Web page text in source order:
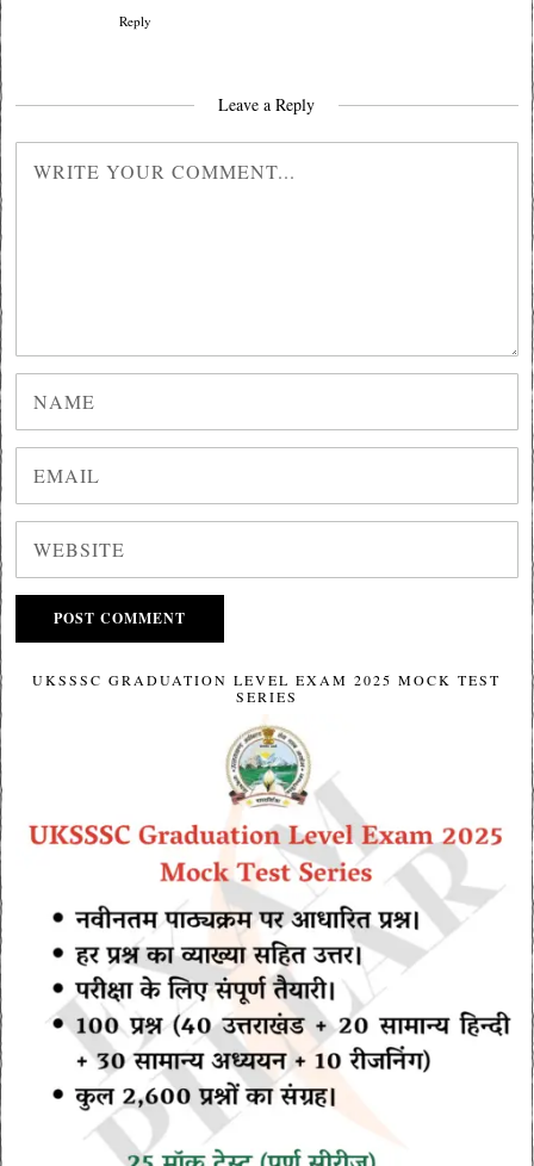
Reply
Leave a Reply
UKSSSC GRADUATION LEVEL EXAM 2025 MOCK TEST
SERIES